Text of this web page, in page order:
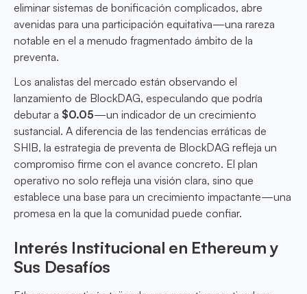
eliminar sistemas de bonificación complicados, abre
avenidas para una participación equitativa—una rareza
notable en el a menudo fragmentado ámbito de la
preventa.
Los analistas del mercado están observando el
lanzamiento de BlockDAG, especulando que podría
debutar a $0.05—un indicador de un crecimiento
sustancial. A diferencia de las tendencias erráticas de
SHIB, la estrategia de preventa de BlockDAG refleja un
compromiso firme con el avance concreto. El plan
operativo no solo refleja una visión clara, sino que
establece una base para un crecimiento impactante—una
promesa en la que la comunidad puede confiar.
Interés Institucional en Ethereum y
Sus Desafíos